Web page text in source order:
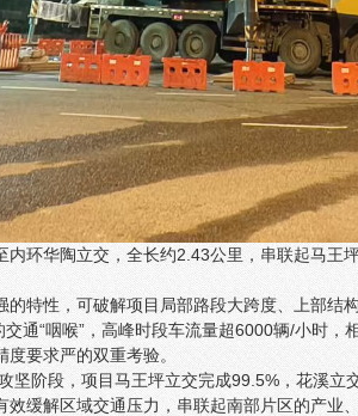
环华陶立交，全长约2.43公里，串联起马
特性，可破解项目局部路段大跨度、上部
通“咽喉”，高峰时段车流量超6000辆/小时
要求严的双重考验。
坚阶段，项目马王坪立交完成99.5%，花溪
缓解区域交通压力，串联起南部片区的产业